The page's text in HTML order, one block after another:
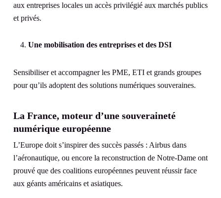
aux entreprises locales un accès privilégié aux marchés publics
et privés.
Une mobilisation des entreprises et des DSI
Sensibiliser et accompagner les PME, ETI et grands groupes
pour qu’ils adoptent des solutions numériques souveraines.
La France, moteur d’une souveraineté
numérique européenne
L’Europe doit s’inspirer des succès passés : Airbus dans
l’aéronautique, ou encore la reconstruction de Notre-Dame ont
prouvé que des coalitions européennes peuvent réussir face
aux géants américains et asiatiques.